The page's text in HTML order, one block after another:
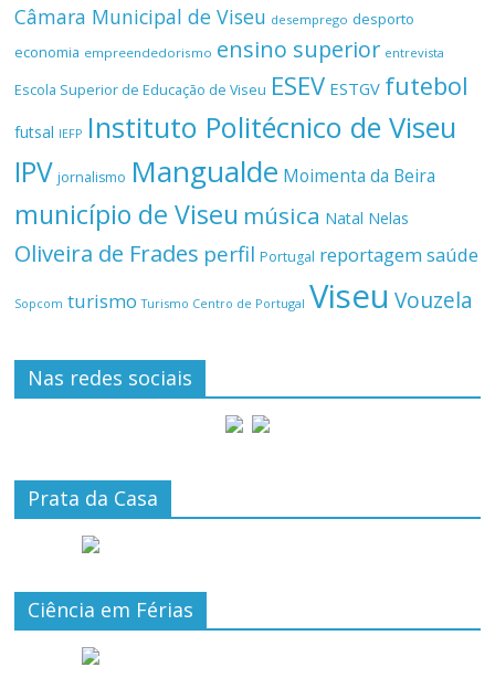
Câmara Municipal de Viseu desemprego desporto
economia empreendedorismo ensino superior entrevista
Escola Superior de Educação de Viseu ESEV ESTGV futebol
futsal IEFP Instituto Politécnico de Viseu
IPV jornalismo Mangualde Moimenta da Beira
município de Viseu música Natal Nelas
Oliveira de Frades perfil Portugal reportagemsaúde
Sopcom turismo Turismo Centro de Portugal Viseu Vouzela
Nas redes sociais
Prata da Casa
Ciência em Férias